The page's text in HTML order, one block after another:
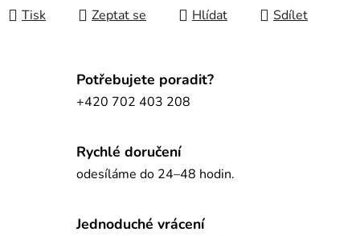
Tisk Zeptat se Hlídat Sdílet
Potřebujete poradit?
+420 702 403 208
Rychlé doručení
odesíláme do 24–48 hodin.
Jednoduché vrácení